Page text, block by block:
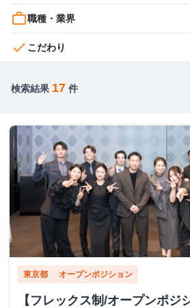
work_outline職種・業界
check こだわり
検索結果 17 件
東京都 オープンポジション
【フレックス制/オープンポジ